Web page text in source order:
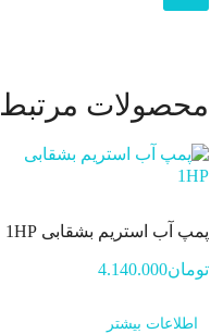
محصولات مرتبط
پمپ آب استریم بشقابی 1HP
تومان4.140.000
اطلاعات بیشتر